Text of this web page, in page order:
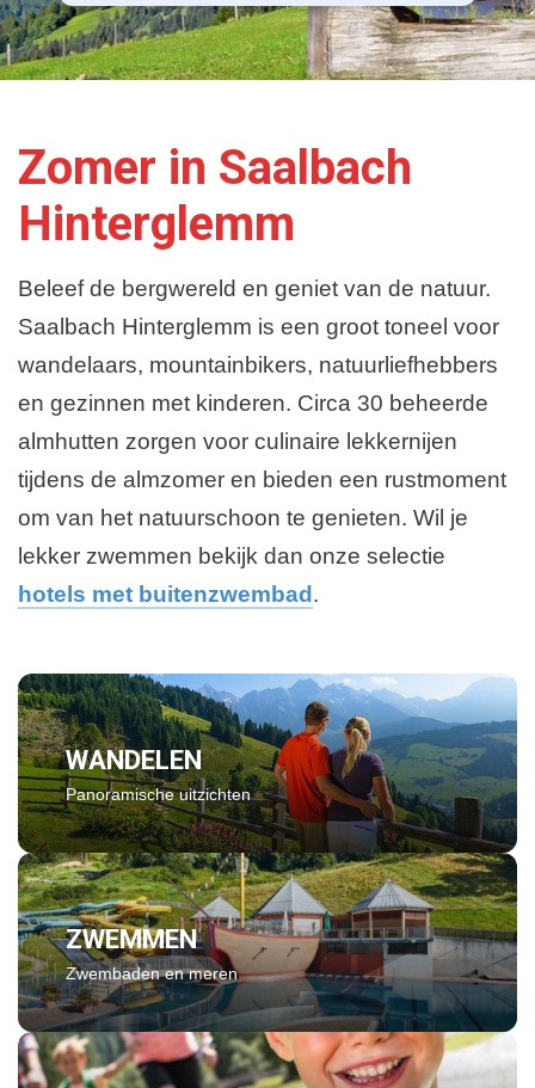
Zomer in Saalbach
Hinterglemm
Beleef de bergwereld en geniet van de natuur.
Saalbach Hinterglemm is een groot toneel voor
wandelaars, mountainbikers, natuurliefhebbers
en gezinnen met kinderen. Circa 30 beheerde
almhutten zorgen voor culinaire lekkernijen
tijdens de almzomer en bieden een rustmoment
om van het natuurschoon te genieten. Wil je
lekker zwemmen bekijk dan onze selectie
hotels met buitenzwembad .
WANDELEN
Panoramische uitzichten
ZWEMMEN
Zwembaden en meren